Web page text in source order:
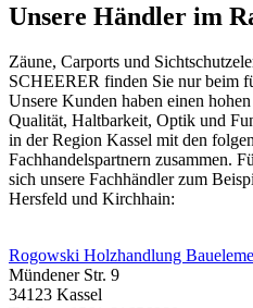
Unsere Händler im
Zäune, Carports und
SCHEERER finden Sie nur beim
Unsere Kunden haben einen
Qualität, Haltbarkeit, Optik und
in der Region Kassel mit den
Fachhandelspartnern zusammen.
sich unsere Fachhändler zum
Hersfeld und Kirchhain:
Rogowski Holzhandlung
Mündener Str. 9
34123 Kassel